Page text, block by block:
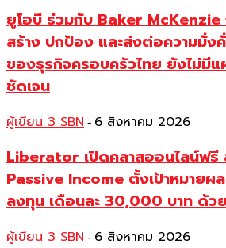
ยูโอบี ร่วมกับ Baker
สร้าง ปกป้อง และส่งต่อความมั่ง
ของธุรกิจครอบครัวไทย ยังไม่มี
ชัดเจน
ผู้เขียน 3 SBN - 6 สิงหาคม 2026
Liberator เปิดคลาสออนไลน์ฟรี
Passive Income ตั้งเป้าหมายผ
ลงทุน เดือนละ 30,000 บาท ด้ว
ผู้เขียน 3 SBN - 6 สิงหาคม 2026